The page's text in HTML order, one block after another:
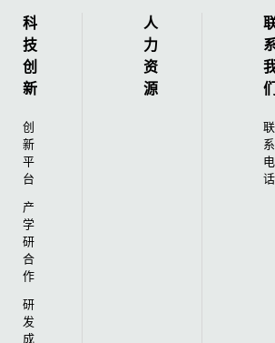
科
技
创
新
创
新
平
台
产
学
研
合
作
研
发
成
人
力
资
源
们
联
系
电
话